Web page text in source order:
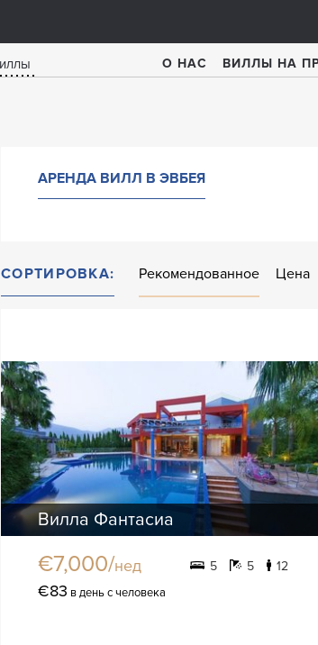
О НАС ВИЛЛЫ НА
АРЕНДА ВИЛЛ В ЭВБЕЯ
СОРТИРОВКА: Рекомендованное Цена
Вилла Фантасиа
€7,000/нед 5 5 12
€83 в день с человека